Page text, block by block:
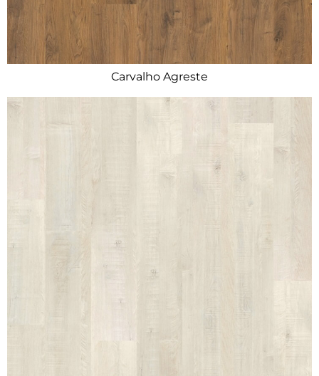
Carvalho Agreste